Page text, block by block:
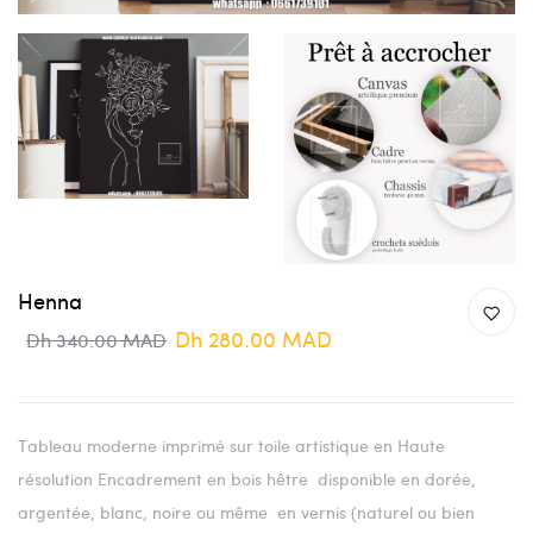
Henna
Dh 340.00 MAD Dh 280.00 MAD
Tableau moderne imprimé sur toile artistique en Haute
résolution Encadrement en bois hêtre disponible en dorée,
argentée, blanc, noire ou même en vernis (naturel ou bien